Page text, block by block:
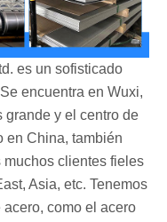
es un sofisticado
encuentra en Wuxi,
grande y el centro de
en China, también
muchos clientes fieles
Asia, etc. Tenemos
como el acero